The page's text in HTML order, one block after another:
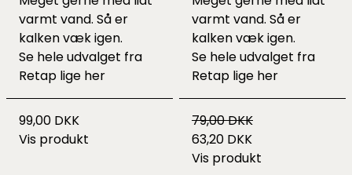
varmt vand. Så er
kalken væk igen.
Se hele udvalget fra
Retap lige her
99,00 DKK
Vis produkt
varmt vand. Så er
kalken væk igen.
Se hele udvalget fra
Retap lige her
79,00 DKK
63,20 DKK
Vis produkt